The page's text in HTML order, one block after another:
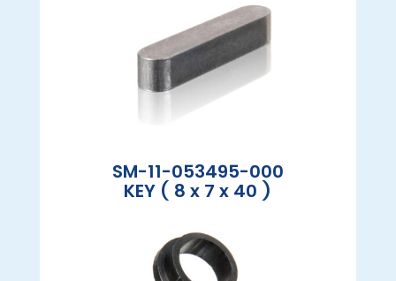
SM-11-053495-000
KEY ( 8 x 7 x 40 )